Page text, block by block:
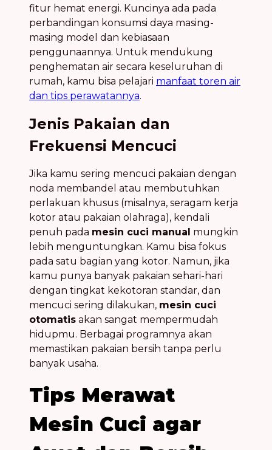
fitur hemat energi. Kuncinya ada pada
perbandingan konsumsi daya masing-
masing model dan kebiasaan
penggunaannya. Untuk mendukung
penghematan air secara keseluruhan di
rumah, kamu bisa pelajari manfaat toren air
dan tips perawatannya.
Jenis Pakaian dan
Frekuensi Mencuci
Jika kamu sering mencuci pakaian dengan
noda membandel atau membutuhkan
perlakuan khusus (misalnya, seragam kerja
kotor atau pakaian olahraga), kendali
penuh pada mesin cuci manual mungkin
lebih menguntungkan. Kamu bisa fokus
pada satu bagian yang kotor. Namun, jika
kamu punya banyak pakaian sehari-hari
dengan tingkat kekotoran standar, dan
mencuci sering dilakukan, mesin cuci
otomatis akan sangat mempermudah
hidupmu. Berbagai programnya akan
memastikan pakaian bersih tanpa perlu
banyak usaha.
Tips Merawat
Mesin Cuci agar